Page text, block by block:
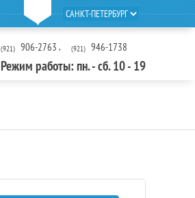
(921) 906-2763 , (921) 946-1738
Режим работы: пн. - сб. 10 - 19